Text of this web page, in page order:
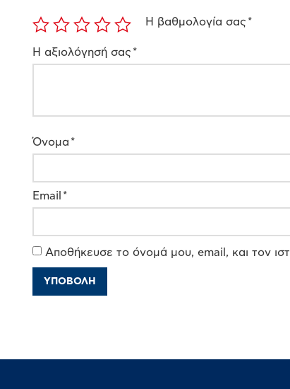
Η βαθμολογία σας *
Η αξιολόγησή σας *
Όνομα *
Email *
Αποθήκευσε το όνομά μου, email, και τον